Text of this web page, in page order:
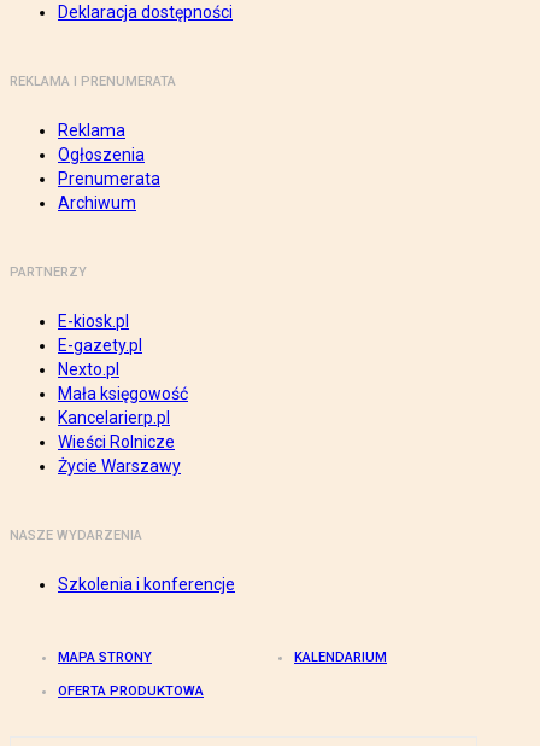
Deklaracja dostępności
REKLAMA I PRENUMERATA
Reklama
Ogłoszenia
Prenumerata
Archiwum
PARTNERZY
E-kiosk.pl
E-gazety.pl
Nexto.pl
Mała księgowość
Kancelarierp.pl
Wieści Rolnicze
Życie Warszawy
NASZE WYDARZENIA
Szkolenia i konferencje
MAPA STRONY KALENDARIUM
OFERTA PRODUKTOWA